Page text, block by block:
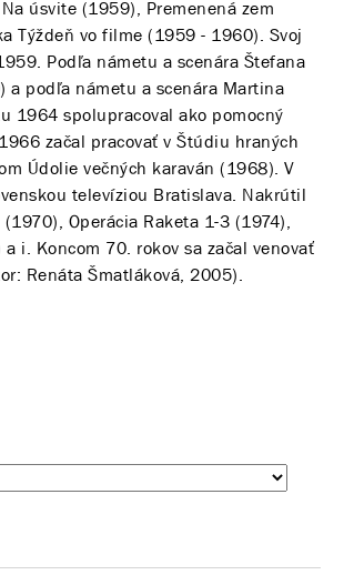
úsvite (1959), Premenená zem
Týždeň vo filme (1959 - 1960). Svoj
Podľa námetu a scenára Štefana
podľa námetu a scenára Martina
1964 spolupracoval ako pomocný
začal pracovať v Štúdiu hraných
Údolie večných karaván (1968). V
televíziou Bratislava. Nakrútil
Operácia Raketa 1-3 (1974),
i. Koncom 70. rokov sa začal venovať
Renáta Šmatláková, 2005).